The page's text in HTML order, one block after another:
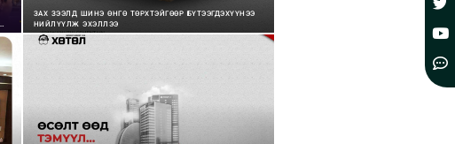
ЗАХ ЗЭЭЛД ШИНЭ ӨНГӨ ТӨРХТЭЙГӨӨР БҮТЭЭГДЭХҮҮНЭЭ
НИЙЛҮҮЛЖ ЭХЭЛЛЭЭ